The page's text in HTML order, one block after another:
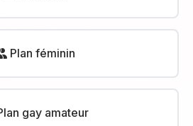
Plan féminin
gay amateur